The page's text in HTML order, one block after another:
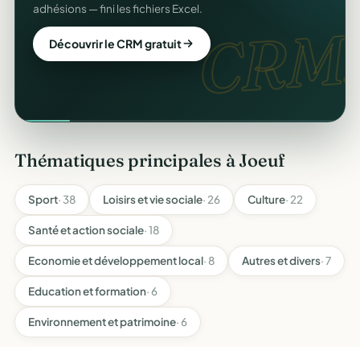
CRM.
adhésions — fini les fichiers Excel.
Découvrir le CRM gratuit
Thématiques principales à Joeuf
Sport· 38 Loisirs et vie sociale· 26 Culture· 22
Santé et action sociale· 18
Economie et développement local· 8 Autres et divers· 7
Education et formation· 6
Environnement et patrimoine· 6